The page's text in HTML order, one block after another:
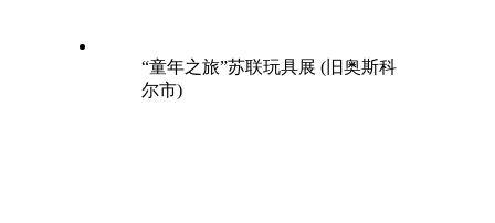
“童年之旅”苏联玩具展 (旧奥斯科
尔市)